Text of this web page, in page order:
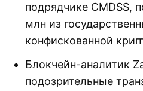
подрядчике CMDSS,
млн из
конфискованной
Блокчейн-аналитик
подозрительные